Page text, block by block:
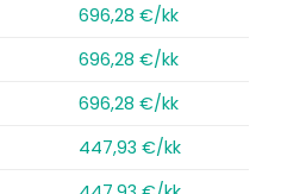
696,28 €/kk
696,28 €/kk
696,28 €/kk
447,93 €/kk